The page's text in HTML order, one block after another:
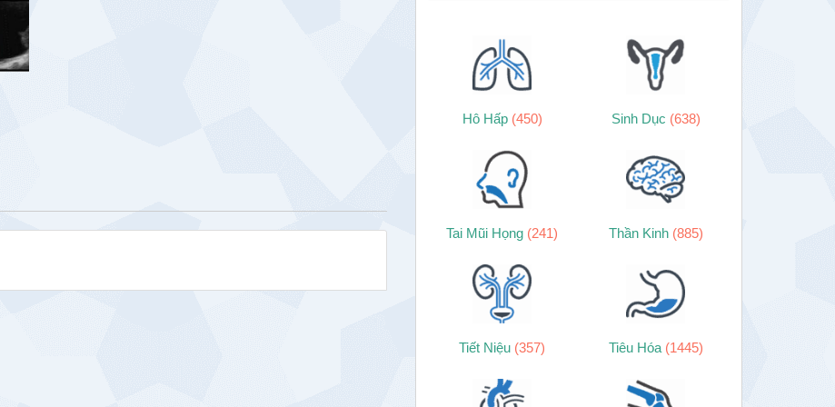
Hô Hấp (450) Sinh Dục (638)
Tai Mũi Họng (241) Thần Kinh (885)
Tiết Niệu (357) Tiêu Hóa (1445)